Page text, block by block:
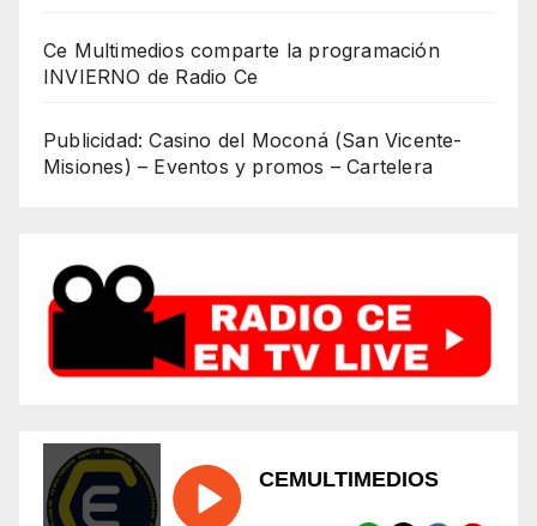
Ce Multimedios comparte la programación
INVIERNO de Radio Ce
Publicidad: Casino del Moconá (San Vicente-
Misiones) – Eventos y promos – Cartelera